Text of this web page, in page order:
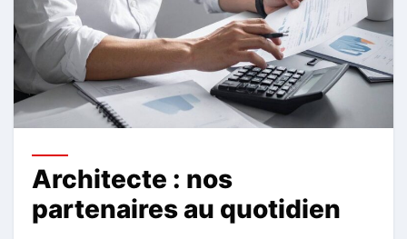
Architecte : nos
partenaires au quotidien